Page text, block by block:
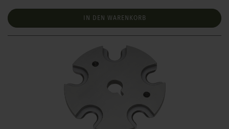
IN DEN WARENKORB